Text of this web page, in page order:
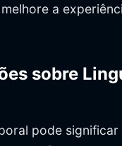
a
sobre
pode significar